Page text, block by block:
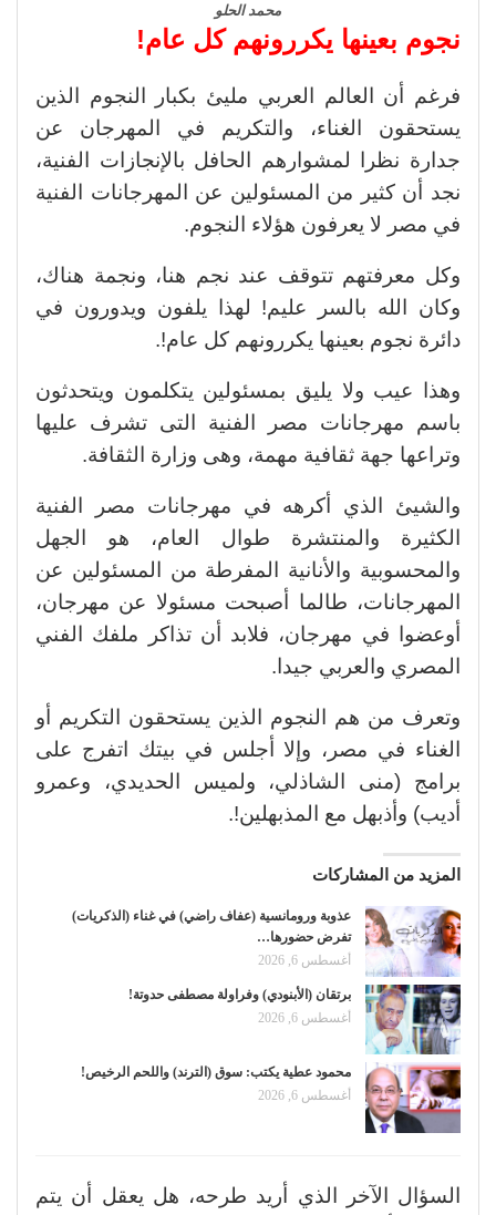
محمد الحلو
نجوم بعينها يكررونهم كل عام!
فرغم أن العالم العربي مليئ بكبار النجوم الذين
يستحقون الغناء، والتكريم في المهرجان عن
جدارة نظرا لمشوارهم الحافل بالإنجازات الفنية،
نجد أن كثير من المسئولين عن المهرجانات الفنية
في مصر لا يعرفون هؤلاء النجوم.
وكل معرفتهم تتوقف عند نجم هنا، ونجمة هناك،
وكان الله بالسر عليم! لهذا يلفون ويدورون في
دائرة نجوم بعينها يكررونهم كل عام!.
وهذا عيب ولا يليق بمسئولين يتكلمون ويتحدثون
باسم مهرجانات مصر الفنية التى تشرف عليها
وتراعها جهة ثقافية مهمة، وهى وزارة الثقافة.
والشيئ الذي أكرهه في مهرجانات مصر الفنية
الكثيرة والمنتشرة طوال العام، هو الجهل
والمحسوبية والأنانية المفرطة من المسئولين عن
المهرجانات، طالما أصبحت مسئولا عن مهرجان،
أوعضوا في مهرجان، فلابد أن تذاكر ملفك الفني
المصري والعربي جيدا.
وتعرف من هم النجوم الذين يستحقون التكريم أو
الغناء في مصر، وإلا أجلس في بيتك اتفرج على
برامج (منى الشاذلي، ولميس الحديدي، وعمرو
أديب) وأذبهل مع المذبهلين!.
المزيد من المشاركات
عذوبة ورومانسية (عفاف راضي) في غناء (الذكريات)
تفرض حضورها…
أغسطس 6, 2026
برتقان (الأبنودي) وفراولة مصطفى حدوتة!
أغسطس 6, 2026
محمود عطية يكتب: سوق (الترند) واللحم الرخيص!
أغسطس 6, 2026
السؤال الآخر الذي أريد طرحه، هل يعقل أن يتم